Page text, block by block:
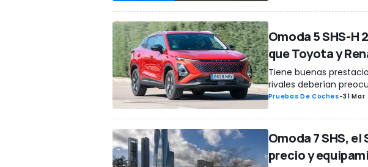
Omoda 5 SHS-H
que Toyota y
Tiene buenas
rivales deberían
Pruebas De Coches-31 Mar
Omoda 7 SHS, el
precio y